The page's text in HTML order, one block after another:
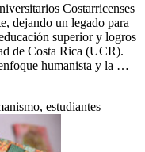
Costarricenses
dejando un legado para
superior y logros
de Costa Rica (UCR).
humanista y la …
estudiantes